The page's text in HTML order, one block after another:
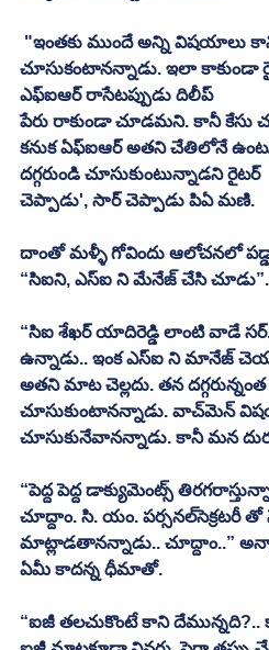
చూసుకంటానన్నాడు. ఇలా కాకుండా రైటర్‌ కి కూడా
పేరు రాకుండా చూడమని. కానీ కేసు
కనుక ఏఫ్‌ఐఆర్‌ అతని చేతిలోనే ఉంటుంది. యాదిరెడ్డే అన్నీ
చెప్పాడు', సార్‌ చెప్పాడు పిఏ మణి.
దాంతో మళ్ళీ గోవిందు ఆలోచనలో
“సిఐని, ఎస్‌ఐ ని మేనేజ్‌ చేసి చూడు”.
“సిఐ శేఖర్‌ యాదిరెడ్డి లాంటి వాడే సర్‌.. ప్రస్థుతం ప్రమోషన్‌ లిస్టులో
ఉన్నాడు.. ఇంక ఎస్‌ఐ ని మానేజ్‌ చెయ్యవచ్చు, కానీ వీళ్ళిద్దరి మధ్య
అతని మాట చెల్లదు. తన దగ్గరున్నంత వరకూ
చూసుకుంటానన్నాడు. వాచ్‌మెన్‌ విషయం కూడా ముందే చెప్పి ఉంటే
చూసుకునేవానన్నాడు. కానీ మన
“పెద్ద పెద్ద డాక్యుమెంట్స్‌ తిరగరాస్తున్నారు. ఈ ఎఫ్‌ఐఆర్‌ ఓ లెక్కా?..
చూద్దాం. సి. యం. పర్సనల్‌సెక్రటరీ తో నేను మాట్లాడాను. ఐజీ తో
మాట్లాడతానన్నాడు.. చూద్దాం..”
ఏమీ కాదన్న ధీమాతో.
“ఐజీ తలచుకొంటే కాని